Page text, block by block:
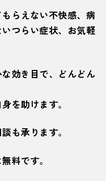
らえない不快感、病
つらい症状、お気軽
効き目で、どんどん
を助けます。
も承ります。
料です。